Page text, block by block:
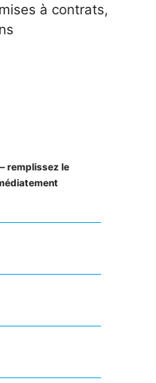
à contrats,
remplissez le